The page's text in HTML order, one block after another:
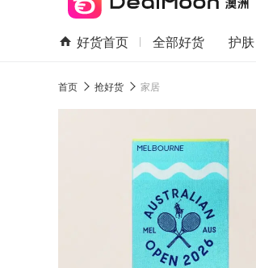
好货首页 全部好货 护肤
首页 抢好货 家居